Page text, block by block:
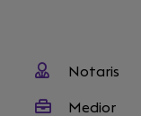
Notaris
Medior